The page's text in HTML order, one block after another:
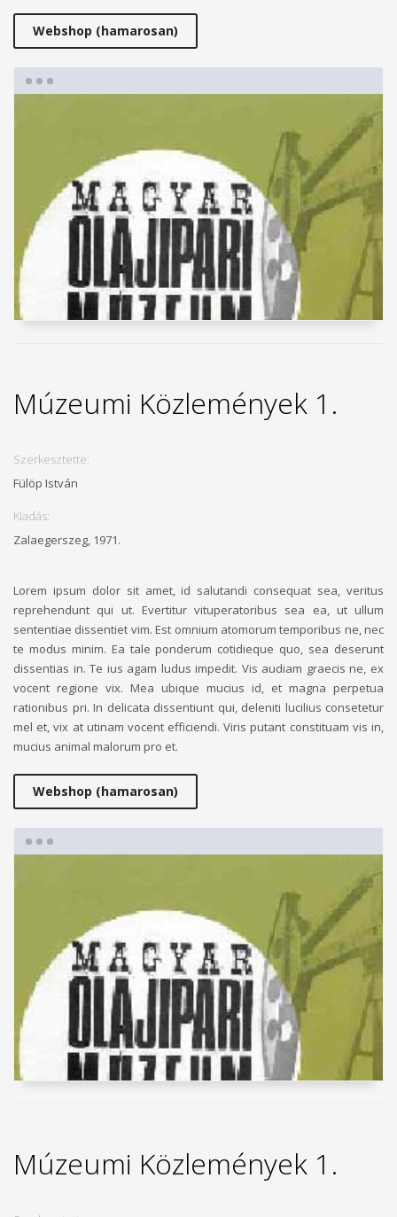
Webshop (hamarosan)
Múzeumi Közlemények 1.
Szerkesztette:
Fülöp István
Kiadás:
Zalaegerszeg, 1971.
Lorem ipsum dolor sit amet, id salutandi consequat sea, veritus
reprehendunt qui ut. Evertitur vituperatoribus sea ea, ut ullum
sententiae dissentiet vim. Est omnium atomorum temporibus ne, nec
te modus minim. Ea tale ponderum cotidieque quo, sea deserunt
dissentias in. Te ius agam ludus impedit. Vis audiam graecis ne, ex
vocent regione vix. Mea ubique mucius id, et magna perpetua
rationibus pri. In delicata dissentiunt qui, deleniti lucilius consetetur
mel et, vix at utinam vocent efficiendi. Viris putant constituam vis in,
mucius animal malorum pro et.
Webshop (hamarosan)
Múzeumi Közlemények 1.